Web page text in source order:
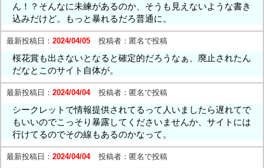
ん！？そんなに未練があるのか、そうも見えないような書き
込みだけど。もっと暴れるだろ普通に。
最新投稿日： 2024/04/05 投稿者： 匿名で投稿
桜花賞も出さないとなると確定的だろうなぁ、廃止されたん
だなとこのサイト自体が。
最新投稿日： 2024/04/04 投稿者： 匿名で投稿
シークレットで情報提供されてるって人いましたら遅れてで
もいいのでこっそり暴露してくださいませんか、サイトには
行けてるのでその線もあるのかなって。
最新投稿日： 2024/04/04 投稿者： 匿名で投稿